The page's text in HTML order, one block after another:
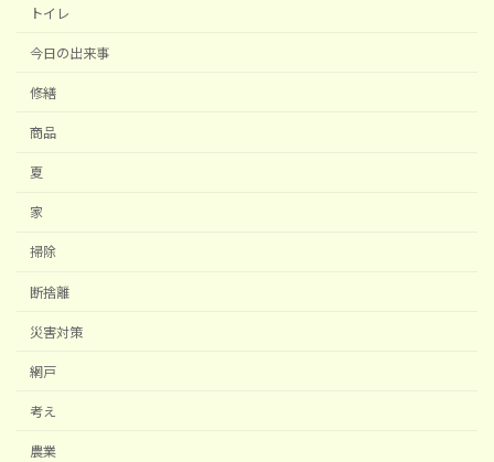
トイレ
今日の出来事
修繕
商品
夏
家
掃除
断捨離
災害対策
網戸
考え
農業